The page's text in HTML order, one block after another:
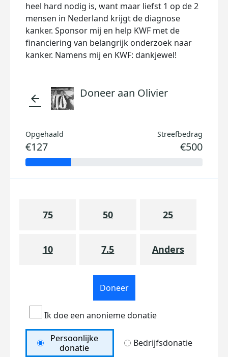
heel hard nodig is, want maar liefst 1 op de 2
mensen in Nederland krijgt de diagnose
kanker. Sponsor mij en help KWF met de
financiering van belangrijk onderzoek naar
kanker. Namens mij en KWF: dankjewel!
arrow_back Doneer aan Olivier
Opgehaald
€127
Streefbedrag
€500
75 50 25
10 7.5 Anders
Doneer
Ik doe een anonieme donatie
Persoonlijke
donatie
Bedrijfsdonatie